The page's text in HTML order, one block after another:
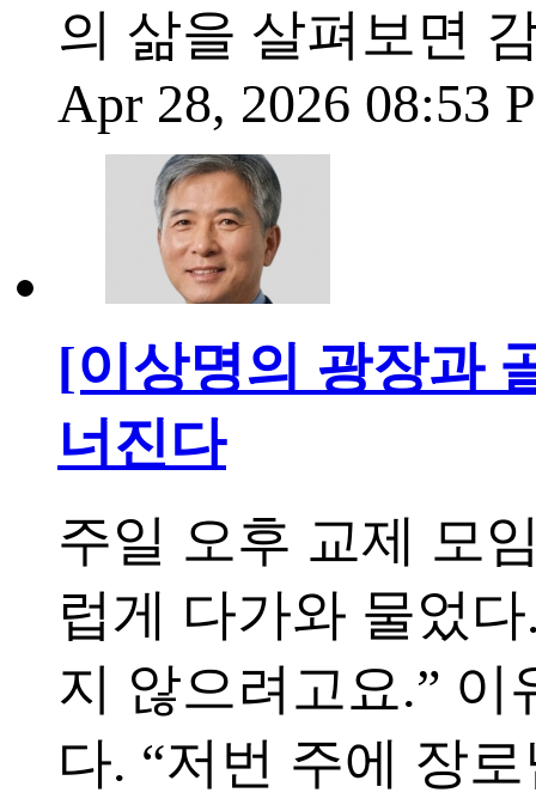
의 삶을 살펴보면
Apr 28, 2026 08:53
[이상명의 광장과
너진다
주일 오후 교제 모
럽게 다가와 물었
지 않으려고요.”
다. “저번 주에 장